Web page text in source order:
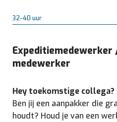
32-40 uur
Expeditiemedewerker
medewerker
Hey toekomstige collega?
Ben jij een aanpakker die
houdt? Houd je van een